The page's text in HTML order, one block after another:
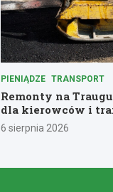
PIENIĄDZE TRANSPORT
Remonty na
dla kierowców i
6 sierpnia 2026